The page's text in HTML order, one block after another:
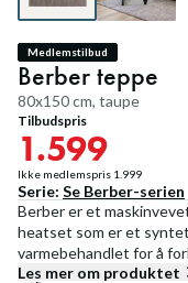
Medlemstilbud
Berber teppe
80x150 cm, taupe
Tilbudspris
1.599
Ikke medlemspris 1.999
Serie: Se Berber-serien
Berber er et
heatset som er et
varmebehandlet for å
Les mer om produktet